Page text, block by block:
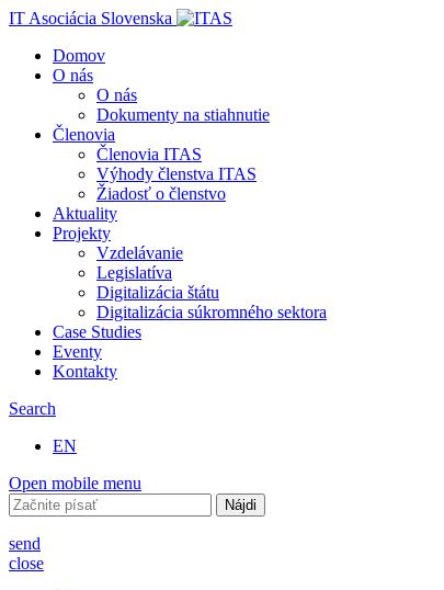
IT Asociácia Slovenska
Domov
O nás
O nás
Dokumenty na stiahnutie
Členovia
Členovia ITAS
Výhody členstva ITAS
Žiadosť o členstvo
Aktuality
Projekty
Vzdelávanie
Legislatíva
Digitalizácia štátu
Digitalizácia súkromného sektora
Case Studies
Eventy
Kontakty
Search
EN
Open mobile menu
Hľadať:
send
close